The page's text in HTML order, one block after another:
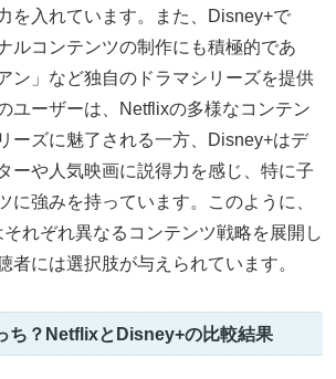
を入れています。また、Disney+で
ルコンテンツの制作にも積極的であ
ン」など独自のドラマシリーズを提供
ユーザーは、Netflixの多様なコンテン
ーズに魅了される一方、Disney+はデ
ーや人気映画に説得力を感じ、特に子
に強みを持っています。このように、
れぞれ異なるコンテンツ戦略を展開し
者には選択肢が与えられています。
ち？NetflixとDisney+の比較結果